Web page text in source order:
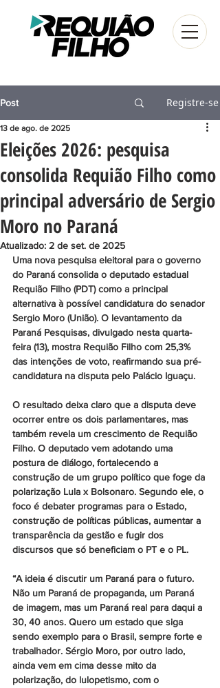
Post Registre-se
Eleições 2026: pesquisa
consolida Requião Filho como
principal adversário de Sergio
Moro no Paraná
13 de ago. de 2025
Atualizado: 2 de set. de 2025
Uma nova pesquisa eleitoral para o governo
do Paraná consolida o deputado estadual
Requião Filho (PDT) como a principal
alternativa à possível candidatura do senador
Sergio Moro (União). O levantamento da
Paraná Pesquisas, divulgado nesta quarta-
feira (13), mostra Requião Filho com 25,3%
das intenções de voto, reafirmando sua pré-
candidatura na disputa pelo Palácio Iguaçu.
O resultado deixa claro que a disputa deve
ocorrer entre os dois parlamentares, mas
também revela um crescimento de Requião
Filho. O deputado vem adotando uma
postura de diálogo, fortalecendo a
construção de um grupo político que foge da
polarização Lula x Bolsonaro. Segundo ele, o
foco é debater programas para o Estado,
construção de políticas públicas, aumentar a
transparência da gestão e fugir dos
discursos que só beneficiam o PT e o PL.
“A ideia é discutir um Paraná para o futuro.
Não um Paraná de propaganda, um Paraná
de imagem, mas um Paraná real para daqui a
30, 40 anos. Quero um estado que siga
sendo exemplo para o Brasil, sempre forte e
trabalhador. Sérgio Moro, por outro lado,
ainda vem em cima desse mito da
polarização, do lulopetismo, com o